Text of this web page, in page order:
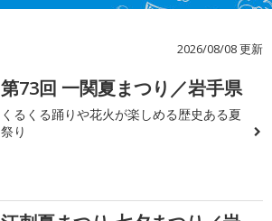
2026/08/08 更新
第73回 一関夏まつり／岩手県
くるくる踊りや花火が楽しめる歴史ある夏
祭り